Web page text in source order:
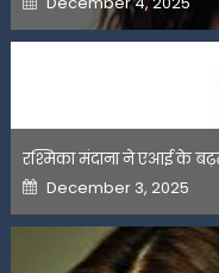
on
रश्मिका मंदाना ने एआई के
Posted
on
December 3, 2025